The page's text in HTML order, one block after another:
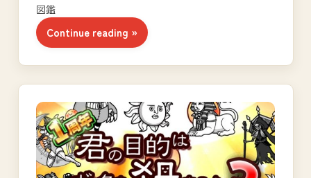
図鑑
Continue reading